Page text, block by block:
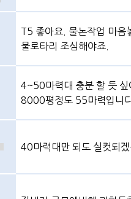
T5 좋아요. 물논작업 마음
물로타리 조심해야죠.
4~50마력대 충분 할 듯 싶
8000평정도 55마력입니
40마력대만 되도 실컷되